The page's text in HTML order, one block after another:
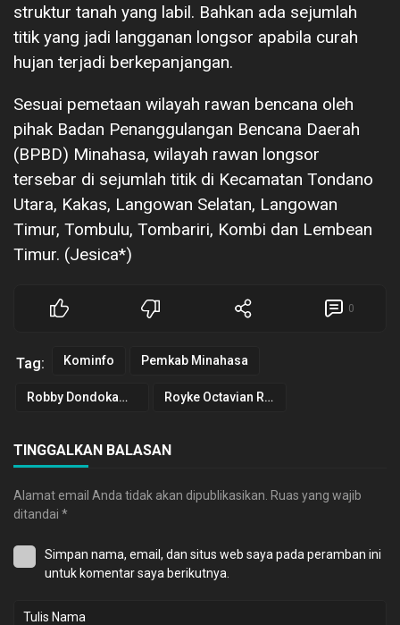
struktur tanah yang labil. Bahkan ada sejumlah
titik yang jadi langganan longsor apabila curah
hujan terjadi berkepanjangan.
Sesuai pemetaan wilayah rawan bencana oleh
pihak Badan Penanggulangan Bencana Daerah
(BPBD) Minahasa, wilayah rawan longsor
tersebar di sejumlah titik di Kecamatan Tondano
Utara, Kakas, Langowan Selatan, Langowan
Timur, Tombulu, Tombariri, Kombi dan Lembean
Timur. (Jesica*)
0
Tag: Kominfo Pemkab Minahasa
Robby Dondokambey Royke Octavian Roring
TINGGALKAN BALASAN
Alamat email Anda tidak akan dipublikasikan. Ruas yang wajib
ditandai *
Simpan nama, email, dan situs web saya pada peramban ini
untuk komentar saya berikutnya.